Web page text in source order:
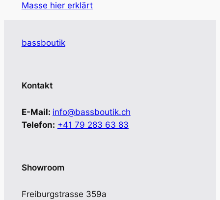
Masse hier erklärt
bassboutik
Kontakt
E-Mail: info@bassboutik.ch
Telefon: +41 79 283 63 83
Showroom
Freiburgstrasse 359a